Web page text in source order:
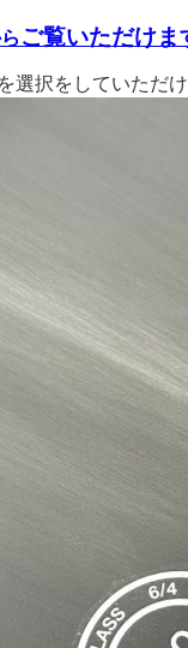
ご覧いただけま
択をしていただ